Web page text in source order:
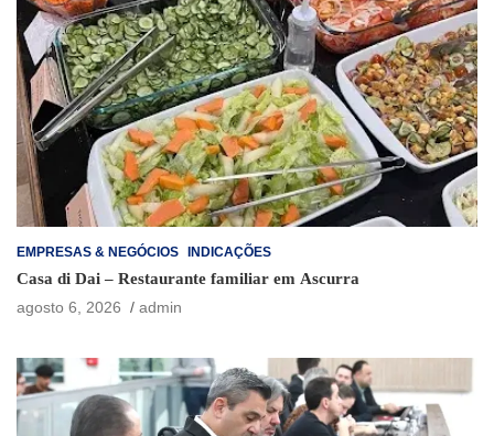
EMPRESAS & NEGÓCIOS INDICAÇÕES
Casa di Dai – Restaurante familiar em Ascurra
agosto 6, 2026
admin